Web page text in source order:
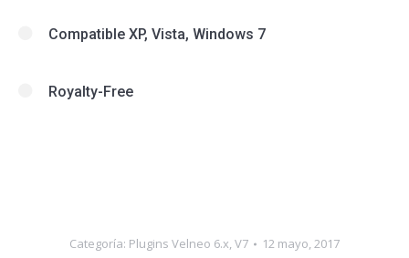
Compatible XP, Vista, Windows 7
Royalty-Free
Categoría: Plugins Velneo 6.x, V7 12 mayo, 2017